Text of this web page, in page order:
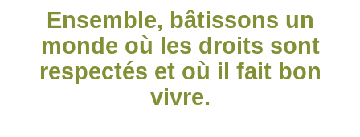
Ensemble, bâtissons un
monde où les droits sont
respectés et où il fait bon
vivre.